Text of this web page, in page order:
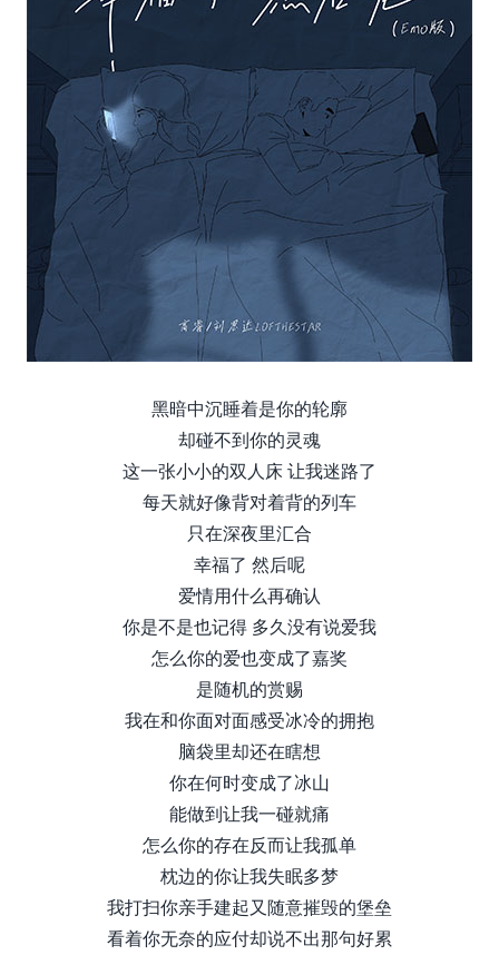
黑暗中沉睡着是你的轮廓
却碰不到你的灵魂
这一张小小的双人床 让我迷路了
每天就好像背对着背的列车
只在深夜里汇合
幸福了 然后呢
爱情用什么再确认
你是不是也记得 多久没有说爱我
怎么你的爱也变成了嘉奖
是随机的赏赐
我在和你面对面感受冰冷的拥抱
脑袋里却还在瞎想
你在何时变成了冰山
能做到让我一碰就痛
怎么你的存在反而让我孤单
枕边的你让我失眠多梦
我打扫你亲手建起又随意摧毁的堡垒
看着你无奈的应付却说不出那句好累